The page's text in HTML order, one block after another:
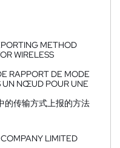
METHOD
WIRELESS
RAPPORT DE MODE
UN NŒUD POUR UNE
的传输方式上报的方法
LIMITED